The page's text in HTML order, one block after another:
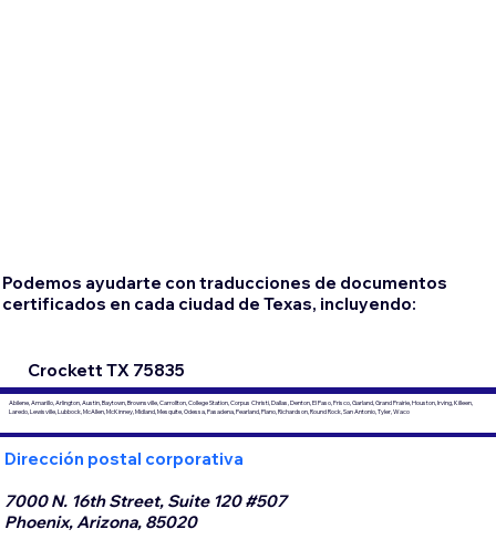
Podemos ayudarte con traducciones de documentos
certificados en cada ciudad de Texas, incluyendo:
Crockett TX 75835
Abilene, Amarillo, Arlington, Austin, Baytown, Brownsville, Carrollton, College Station, Corpus Christi, Dallas, Denton, El Paso, Frisco, Garland, Grand Prairie, Houston, Irving, Killeen,
Laredo, Lewisville, Lubbock, McAllen, McKinney, Midland, Mesquite, Odessa, Pasadena, Pearland, Plano, Richardson, Round Rock, San Antonio, Tyler, Waco
Dirección postal corporativa
7000 N. 16th Street, Suite 120 #507
Phoenix, Arizona, 85020